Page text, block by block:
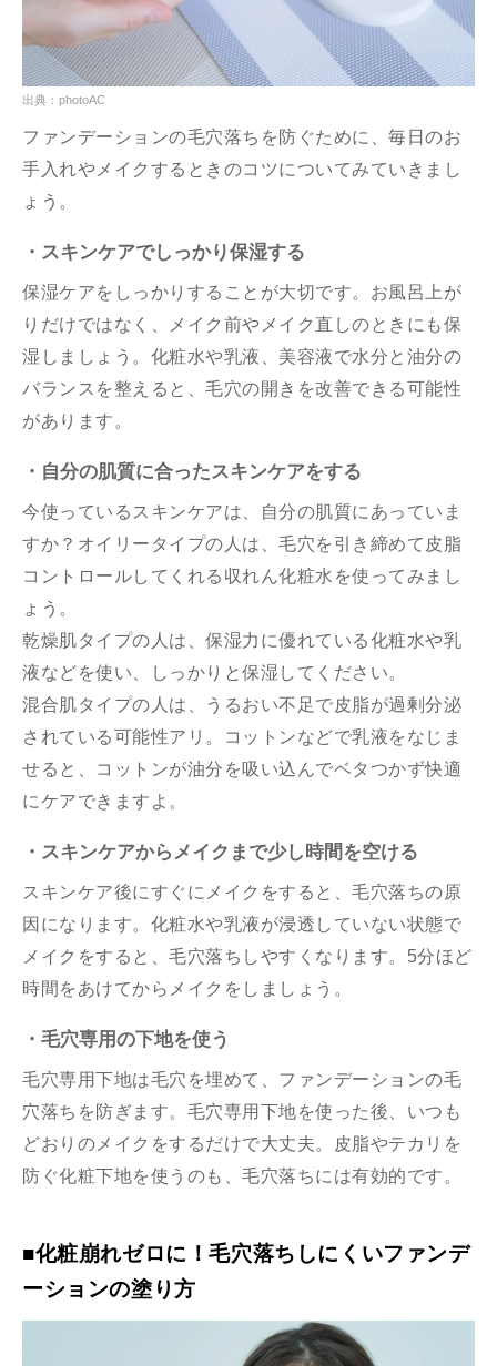
出典：photoAC
ファンデーションの毛穴落ちを防ぐために、毎日のお
手入れやメイクするときのコツについてみていきまし
ょう。
・スキンケアでしっかり保湿する
保湿ケアをしっかりすることが大切です。お風呂上が
りだけではなく、メイク前やメイク直しのときにも保
湿しましょう。化粧水や乳液、美容液で水分と油分の
バランスを整えると、毛穴の開きを改善できる可能性
があります。
・自分の肌質に合ったスキンケアをする
今使っているスキンケアは、自分の肌質にあっていま
すか？オイリータイプの人は、毛穴を引き締めて皮脂
コントロールしてくれる収れん化粧水を使ってみまし
ょう。
乾燥肌タイプの人は、保湿力に優れている化粧水や乳
液などを使い、しっかりと保湿してください。
混合肌タイプの人は、うるおい不足で皮脂が過剰分泌
されている可能性アリ。コットンなどで乳液をなじま
せると、コットンが油分を吸い込んでベタつかず快適
にケアできますよ。
・スキンケアからメイクまで少し時間を空ける
スキンケア後にすぐにメイクをすると、毛穴落ちの原
因になります。化粧水や乳液が浸透していない状態で
メイクをすると、毛穴落ちしやすくなります。5分ほど
時間をあけてからメイクをしましょう。
・毛穴専用の下地を使う
毛穴専用下地は毛穴を埋めて、ファンデーションの毛
穴落ちを防ぎます。毛穴専用下地を使った後、いつも
どおりのメイクをするだけで大丈夫。皮脂やテカリを
防ぐ化粧下地を使うのも、毛穴落ちには有効的です。
■化粧崩れゼロに！毛穴落ちしにくいファンデ
ーションの塗り方